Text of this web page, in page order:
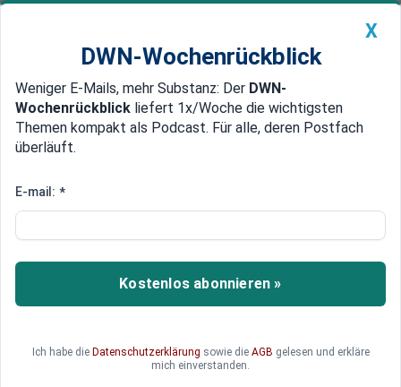
Newsticker MEIN DWN: Geldanlage Premium
Edelmetalle DWN-Magazin China
Trump und die Nato-Ausgaben
Lammy. Während Trump von den Nato-
Mitgliedern verlangt, ihre Verteidigungsausgaben
Trump einen konkreten Plan, wie dieses Ziel
X
DWN-Wochenrückblick
Weniger E-Mails, mehr Substanz: Der DWN-
Wochenrückblick liefert 1x/Woche die wichtigsten
Themen kompakt als Podcast. Für alle, deren Postfach
überläuft.
E-mail: *
Kostenlos abonnieren »
Ich habe die Datenschutzerklärung sowie die AGB gelesen und erkläre
mich einverstanden.